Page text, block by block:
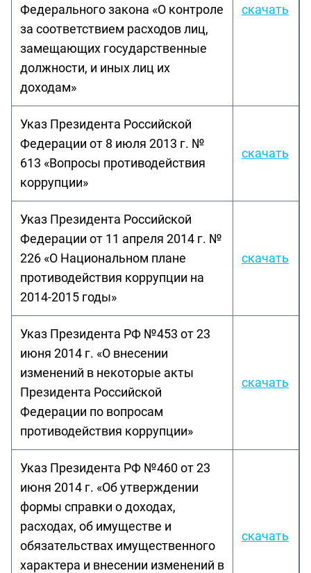
Федерального закона «О контроле
за соответствием расходов лиц,
замещающих государственные
должности, и иных лиц их
доходам»
скачать
Указ Президента Российской
Федерации от 8 июля 2013 г. №
613 «Вопросы противодействия
коррупции»
скачать
Указ Президента Российской
Федерации от 11 апреля 2014 г. №
226 «О Национальном плане
противодействия коррупции на
2014-2015 годы»
скачать
Указ Президента РФ №453 от 23
июня 2014 г. «О внесении
изменений в некоторые акты
Президента Российской
Федерации по вопросам
противодействия коррупции»
скачать
Указ Президента РФ №460 от 23
июня 2014 г. «Об утверждении
формы справки о доходах,
расходах, об имуществе и
обязательствах имущественного
характера и внесении изменений в
скачать